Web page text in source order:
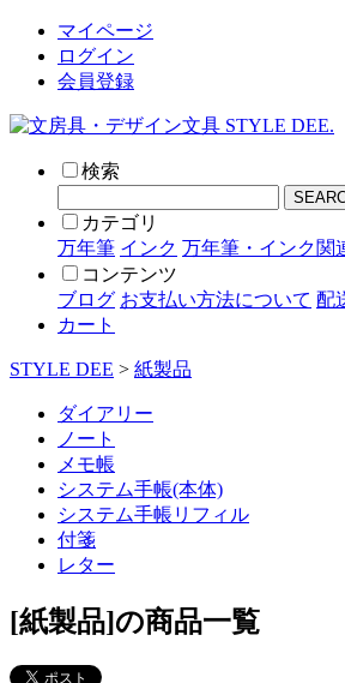
マイページ
ログイン
会員登録
検索
カテゴリ
万年筆 インク 万年筆・インク関
コンテンツ
ブログ お支払い方法について 配
カート
STYLE DEE > 紙製品
ダイアリー
ノート
メモ帳
システム手帳(本体)
システム手帳リフィル
付箋
レター
[紙製品]の商品一覧